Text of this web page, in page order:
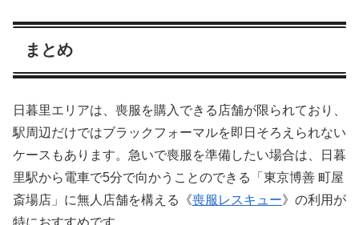
まとめ
日暮里エリアは、喪服を購入できる店舗が限られており、
駅周辺だけではブラックフォーマルを即日そろえられない
ケースもあります。急いで喪服を準備したい場合は、日暮
里駅から電車で5分で向かうことのできる「東京博善 町屋
斎場店」に無人店舗を構える《喪服レスキュー》の利用が